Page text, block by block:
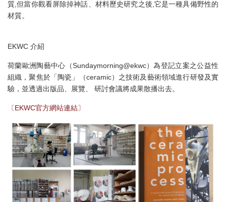
質,但當你觀看屏除掉神話、材料歷史研究之後,它是一種具備野性的
材質。
EKWC 介紹
荷蘭歐洲陶藝中心（Sundaymorning@ekwc）為登記立案之公益性
組織，聚焦於「陶瓷」（ceramic）之技術及藝術領域進行研發及實
驗，並透過出版品、展覽、 研討會議將成果散播出去。
〔EKWC官方網站連結〕